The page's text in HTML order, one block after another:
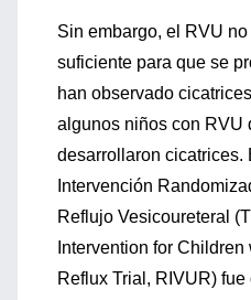
Sin embargo, el RVU
suficiente para que se
han observado
algunos niños con RVU
desarrollaron cicatrices.
Intervención
Reflujo Vesicoureteral
Intervention for Children
Reflux Trial, RIVUR)